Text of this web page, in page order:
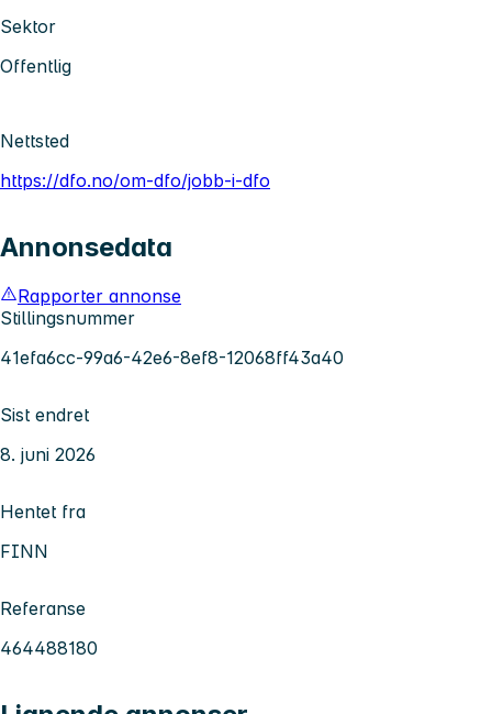
Sektor
Offentlig
Nettsted
https://dfo.no/om-dfo/jobb-i-dfo
Annonsedata
Rapporter annonse
Stillingsnummer
41efa6cc-99a6-42e6-8ef8-12068ff43a40
Sist endret
8. juni 2026
Hentet fra
FINN
Referanse
464488180